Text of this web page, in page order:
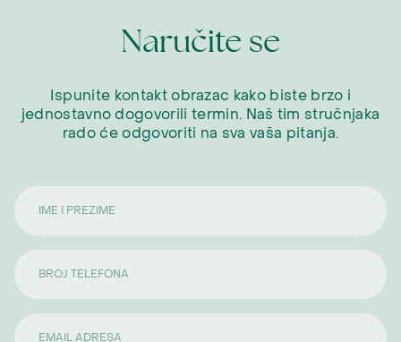
Naručite se
Ispunite kontakt obrazac kako biste brzo i
jednostavno dogovorili termin. Naš tim stručnjaka
rado će odgovoriti na sva vaša pitanja.